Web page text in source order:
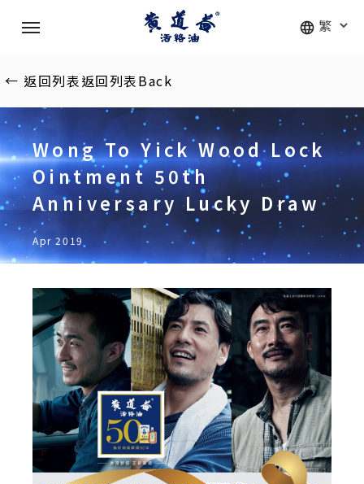
content
Menu
← 返回列表返回列表Back
Wong To Yick Wood Lock
Ointment 50th
Anniversary Lucky Draw
Apr 2019